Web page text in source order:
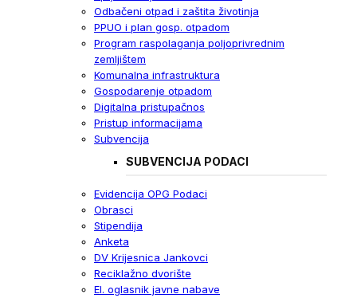
Odbačeni otpad i zaštita životinja
PPUO i plan gosp. otpadom
Program raspolaganja poljoprivrednim
zemljištem
Komunalna infrastruktura
Gospodarenje otpadom
Digitalna pristupačnos
Pristup informacijama
Subvencija
SUBVENCIJA PODACI
Evidencija OPG Podaci
Obrasci
Stipendija
Anketa
DV Krijesnica Jankovci
Reciklažno dvorište
El. oglasnik javne nabave